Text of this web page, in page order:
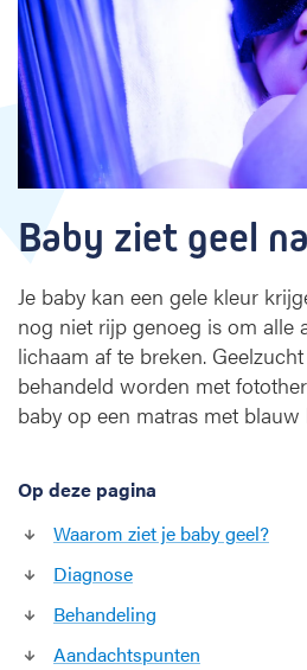
Baby ziet geel
Je baby kan een gele kleur
nog niet rijp genoeg is om alle
lichaam af te breken. Geelzucht
behandeld worden met
baby op een matras met blauw
Op deze pagina
Waarom ziet je baby geel?
Diagnose
Behandeling
Aandachtspunten